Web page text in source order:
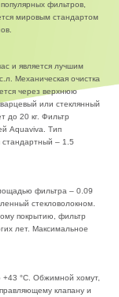
фильтров,
мировым стандартом
и является лучшим
Механическая очистка
через верхнюю
или стеклянный
до 20 кг. Фильтр
Aquaviva. Тип
– 1.5
фильтра – 0.09
стекловолокном.
покрытию, фильтр
лет. Максимальное
+43 °С. Обжимной хомут,
клапану и